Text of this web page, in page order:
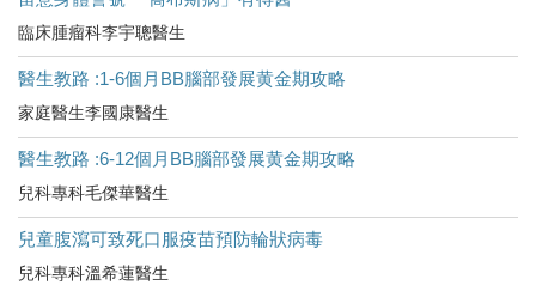
臨床腫瘤科李宇聰醫生
醫生教路 :1-6個月BB腦部發展黄金期攻略
家庭醫生李國康醫生
醫生教路 :6-12個月BB腦部發展黄金期攻略
兒科專科毛傑華醫生
兒童腹瀉可致死口服疫苗預防輪狀病毒
兒科專科溫希蓮醫生